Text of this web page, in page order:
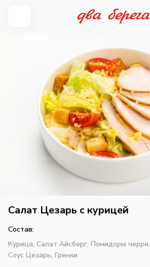
Салат Цезарь с курицей
Состав:
Курица, Салат Айсберг, Помидоры черри,
Соус Цезарь, Гренки